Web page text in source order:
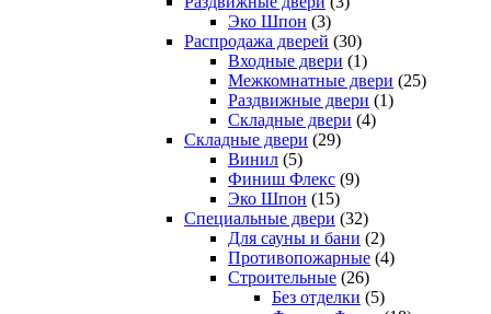
Эко Шпон (3)
Распродажа дверей (30)
Входные двери (1)
Межкомнатные двери (25)
Раздвижные двери (1)
Складные двери (4)
Складные двери (29)
Винил (5)
Финиш Флекс (9)
Эко Шпон (15)
Специальные двери (32)
Для сауны и бани (2)
Противопожарные (4)
Строительные (26)
Без отделки (5)